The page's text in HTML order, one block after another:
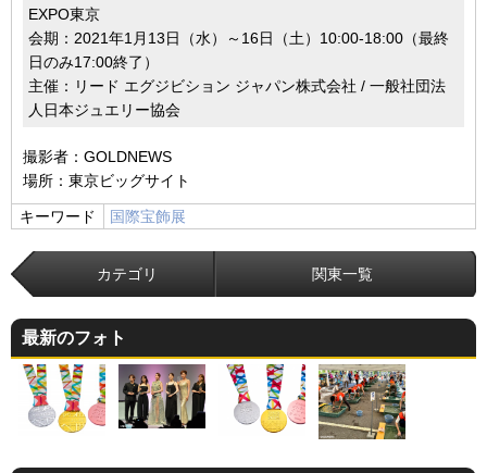
EXPO東京
会期：2021年1月13日（水）～16日（土）10:00-18:00（最終
日のみ17:00終了）
主催：リード エグジビション ジャパン株式会社 / 一般社団法
人日本ジュエリー協会
撮影者：GOLDNEWS
場所：東京ビッグサイト
キーワード 国際宝飾展
カテゴリ 関東一覧
最新のフォト